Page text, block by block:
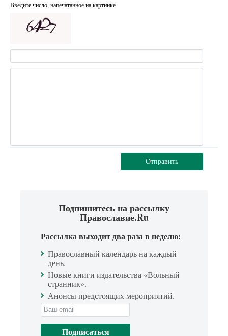
Введите число, напечатанное на картинке
Отправить
Подпишитесь на рассылку
Православие.Ru
Рассылка выходит два раза в неделю:
Православный календарь на каждый
день.
Новые книги издательства «Вольный
странник».
Анонсы предстоящих мероприятий.